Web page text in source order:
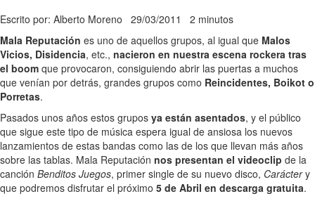
Escrito por: Alberto Moreno 29/03/2011 2 minutos
Mala Reputación es uno de aquellos grupos, al igual que Malos
Vicios, Disidencia, etc., nacieron en nuestra escena rockera tras
el boom que provocaron, consiguiendo abrir las puertas a muchos
que venían por detrás, grandes grupos como Reincidentes, Boikot o
Porretas.
Pasados unos años estos grupos ya están asentados, y el público
que sigue este tipo de música espera igual de ansiosa los nuevos
lanzamientos de estas bandas como las de los que llevan más años
sobre las tablas. Mala Reputación nos presentan el videoclip de la
canción Benditos Juegos, primer single de su nuevo disco, Caráctery
que podremos disfrutar el próximo 5 de Abril en descarga gratuita.